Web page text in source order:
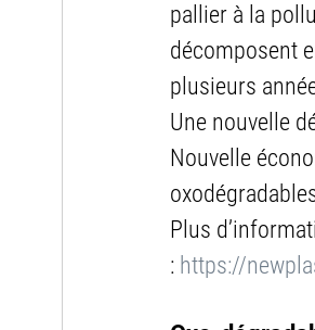
pallier à la
décomposent
plusieurs
Une nouvelle
Nouvelle
Plus
: https://